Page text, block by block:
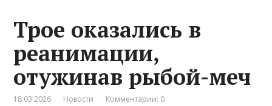
Трое оказались в
реанимации,
отужинав рыбой-меч
18.03.2026 Новости Комментарии: 0